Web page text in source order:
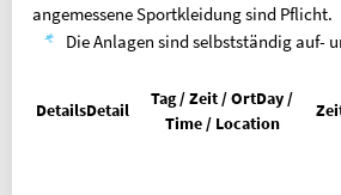
angemessene Sportkleidung sind Pflicht.
Die Anlagen sind selbstständig auf-
DetailsDetail
Tag / Zeit / OrtDay /
Time / Location
PARTNER
OLYMPIASTÜTZPUNKT
ALLGEMEINER DEUTSCHER